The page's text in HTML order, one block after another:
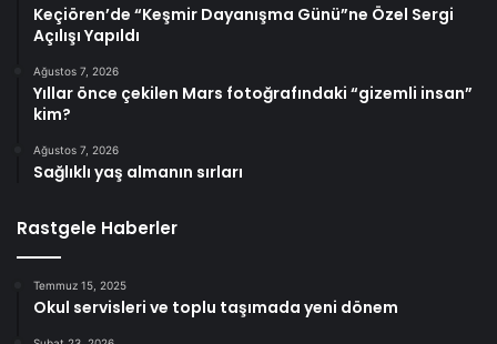
Keçiören’de “Keşmir Dayanışma Günü”ne Özel Sergi
Açılışı Yapıldı
Ağustos 7, 2026
Yıllar önce çekilen Mars fotoğrafındaki “gizemli insan”
kim?
Ağustos 7, 2026
Sağlıklı yaş almanın sırları
Rastgele Haberler
Temmuz 15, 2025
Okul servisleri ve toplu taşımada yeni dönem